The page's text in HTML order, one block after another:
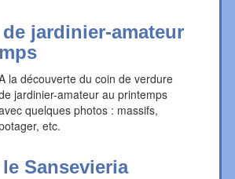
jardinier-amateur
la découverte du coin de verdure
jardinier-amateur au printemps
quelques photos : massifs,
etc.
Sansevieria